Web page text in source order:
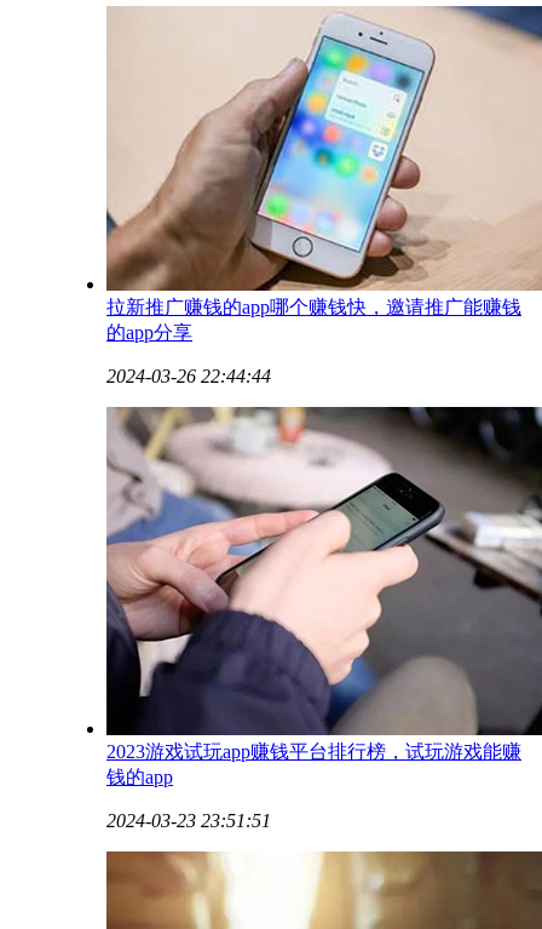
​拉新推广赚钱的app哪个赚钱快，邀请推广能赚钱
的app分享
2024-03-26 22:44:44
2023游戏试玩app赚钱平台排行榜，试玩游戏能赚
钱的app
2024-03-23 23:51:51